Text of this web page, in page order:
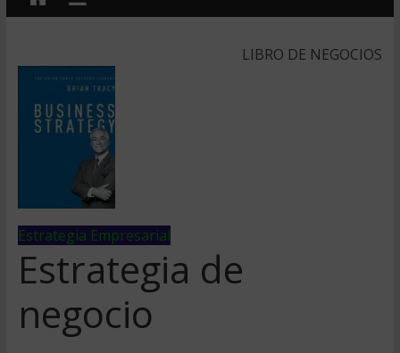
LIBRO DE NEGOCIOS
Estrategia Empresarial
Estrategia de
negocio